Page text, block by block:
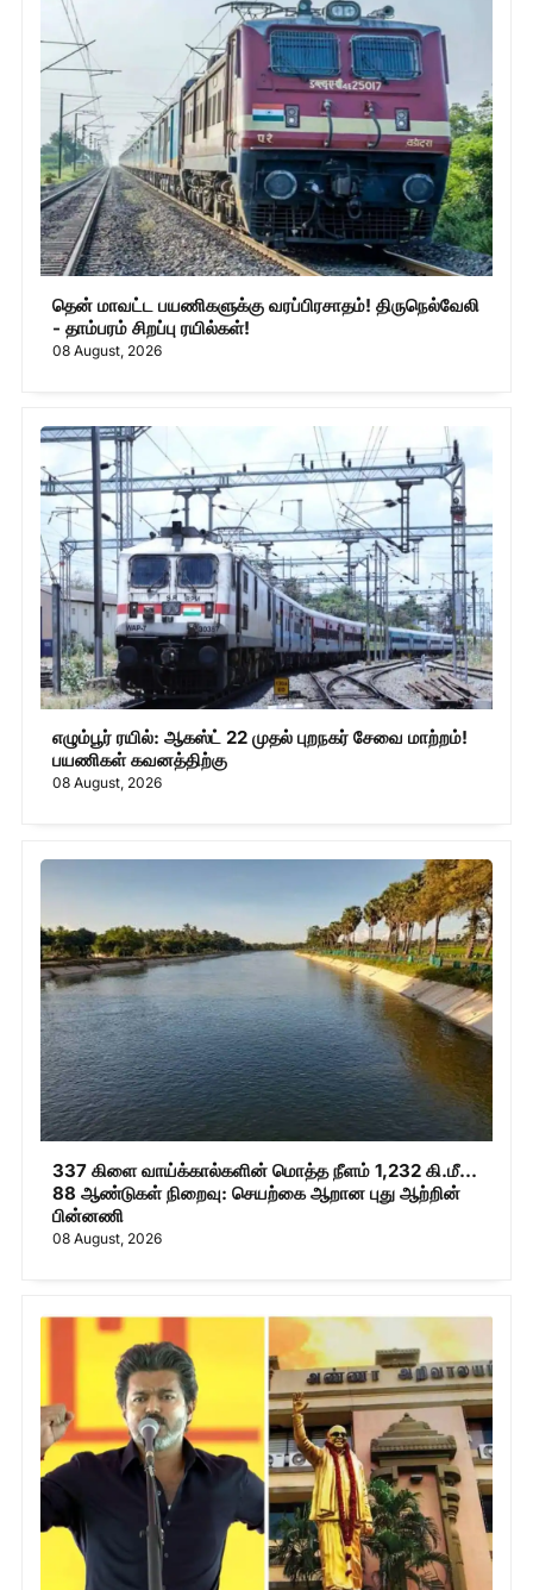
தென் மாவட்ட பயணிகளுக்கு வரப்பிரசாதம்! திருநெல்வேலி
- தாம்பரம் சிறப்பு ரயில்கள்!
08 August, 2026
எழும்பூர் ரயில்: ஆகஸ்ட் 22 முதல் புறநகர் சேவை மாற்றம்!
பயணிகள் கவனத்திற்கு
08 August, 2026
337 கிளை வாய்க்கால்களின் மொத்த நீளம் 1,232 கி.மீ...
88 ஆண்டுகள் நிறைவு: செயற்கை ஆறான புது ஆற்றின்
பின்னணி
08 August, 2026